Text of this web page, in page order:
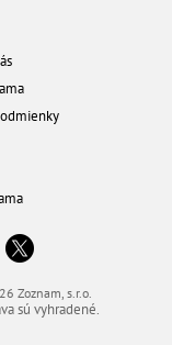
Zoznam, s.r.o.
sú vyhradené.